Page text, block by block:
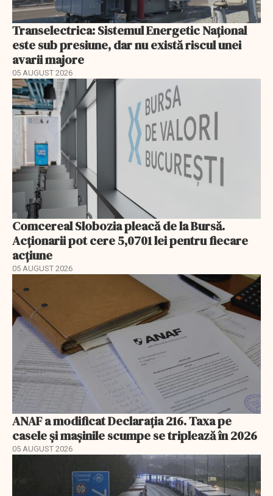
Transelectrica: Sistemul Energetic Național
este sub presiune, dar nu există riscul unei
avarii majore
05 AUGUST 2026
Comcereal Slobozia pleacă de la Bursă.
Acționarii pot cere 5,0701 lei pentru fiecare
acțiune
05 AUGUST 2026
ANAF a modificat Declarația 216. Taxa pe
casele și mașinile scumpe se triplează în 2026
05 AUGUST 2026